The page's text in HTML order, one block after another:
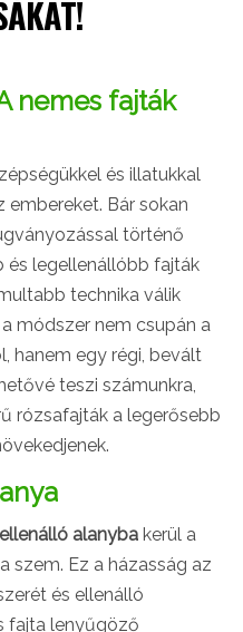
nemes fajták
és illatukkal
embereket. Bár sokan
történő
és legellenállóbb fajták
technika válik
a módszer nem csupán a
hanem egy régi, bevált
teszi számunkra,
rózsafajták a legerősebb
alanyba kerül a
szem. Ez a házasság az
és ellenálló
fajta lenyűgöző